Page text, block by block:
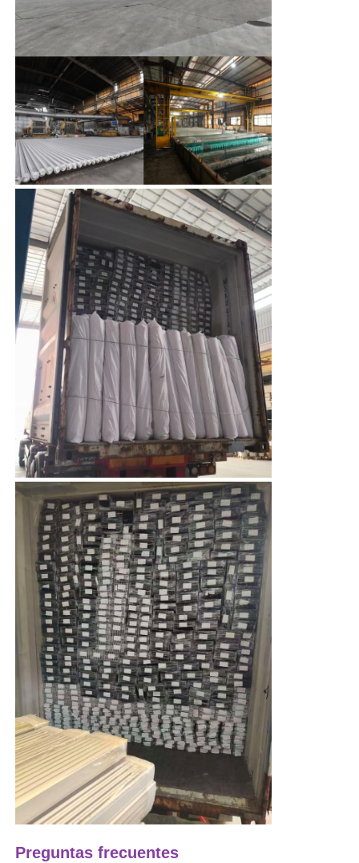
Perfiles de la ventana de aluminio
Perfiles de Puertas de Aluminio
Extrusión industrial de aluminio
Accesorios de perfiles de aluminio
Perfiles de ventana abatible
Perfiles de Muro Cortina
Profile de aluminio pulido
perfiles de aluminio del final de madera
Profiles de acabado de aluminio
Profiles de extrusión de disipadores de calor de
Ventajas
instalación y el transporte mucho más
2.A través de la aleación y el moldeado
por extrusión, puede cumplir con los
requisitos de presión de resistencia al
viento y carga de la construcción.,lo que
hace que sea más seguro resistir los
tifones fuertes.
3Una película densa de óxido de aluminio
se formará naturalmente en la superficie,
lo que la hace resistente a la humedad, a
la lluvia ácida y a los ambientes de
niebla de sal costera, y no se oxidará.
4La superficie puede ser tratada con
procesos tales como anodización,
recubrimiento en polvo y pintura, lo que
resulta en una amplia gama de colores y
una textura de alta calidad.
Preguntas frecuentes